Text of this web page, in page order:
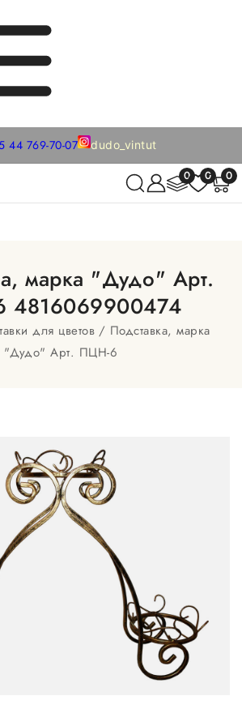
44 769-70-07 dudo_vintut
0 0 0
марка "Дудо" Арт.
4816069900474
для цветов
Подставка, марка
"Дудо" Арт. ПЦН-6